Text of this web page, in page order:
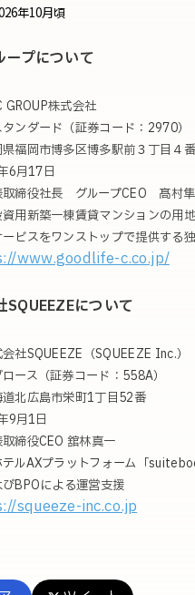
年10月頃
プについて
GROUP株式会社
ンダード（証券コード：2970）
福岡市博多区博多駅前３丁目
6月17日
取締役社長 グループCEO 髙村
用新築一棟賃貸マンションの用
ビスをワンストップで提供する
www.goodlife-c.co.jp/
について
社SQUEEZE（SQUEEZE Inc.）
ース（証券コード：558A）
北広島市栄町1丁目52番
9月1日
締役CEO 舘林真一
テルAXプラットフォーム「
BPOによる運営支援
squeeze-inc.co.jp